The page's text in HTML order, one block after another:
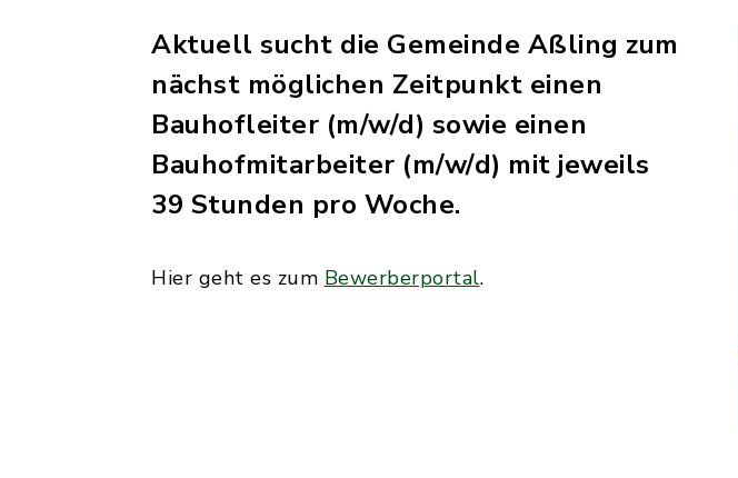
Aktuell sucht die Gemeinde Aßling zum
nächst möglichen Zeitpunkt einen
Bauhofleiter (m/w/d) sowie einen
Bauhofmitarbeiter (m/w/d) mit jeweils
39 Stunden pro Woche.
Hier geht es zum Bewerberportal.